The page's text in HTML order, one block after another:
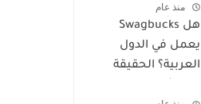
التفعيل
منذ عام
هل Swagbucks
يعمل في الدول
العربية؟ الحقيقة